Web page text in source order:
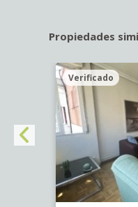
Propiedades
Verificado